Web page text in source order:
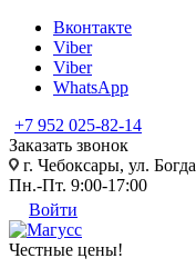
Вконтакте
Viber
Viber
WhatsApp
+7 952 025-82-14
Заказать звонок
г. Чебоксары, ул.
Пн.-Пт. 9:00-17:00
Войти
Честные цены!